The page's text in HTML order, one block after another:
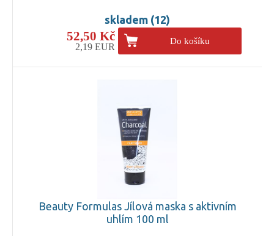
skladem (12)
52,50 Kč
2,19 EUR
Do košíku
Beauty Formulas Jílová maska s aktivním
uhlím 100 ml